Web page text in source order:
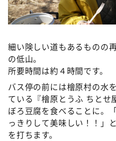
細い険しい道もあるものの
の低山。
所要時間は約４時間です。
バス停の前には檜原村の水
ている『檜原とうふ ちとせ
ぼろ豆腐を食べることに。
っきりして美味しい！！」
を打ちます。